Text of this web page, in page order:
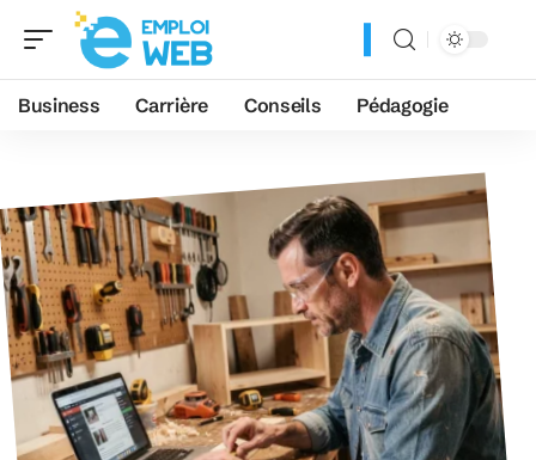
Business Carrière Conseils Pédagogie